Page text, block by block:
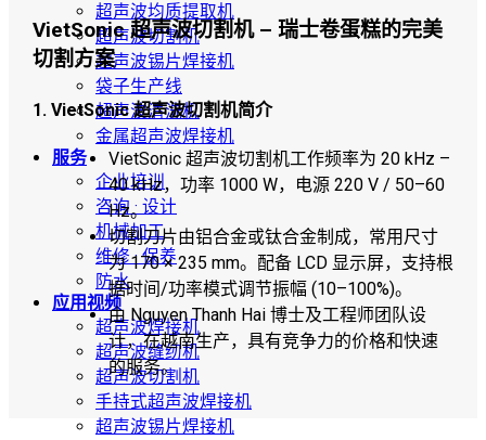
超声波均质提取机
超声波切割机
超声波锡片焊接机
袋子生产线
超声波清洗机
金属超声波焊接机
服务
企业培训
咨询 · 设计
机械加工
维修 · 保养
防水
应用视频
超声波焊接机
超声波缝纫机
超声波切割机
手持式超声波焊接机
超声波锡片焊接机
VietSonic 超声波切割机 – 瑞士卷蛋糕的完美
切割方案
1. VietSonic 超声波切割机简介
VietSonic 超声波切割机工作频率为 20 kHz –
40 kHz，功率 1000 W，电源 220 V / 50–60
Hz。
切割刀片由铝合金或钛合金制成，常用尺寸
为 170 × 235 mm。配备 LCD 显示屏，支持根
据时间/功率模式调节振幅 (10–100%)。
由 Nguyen Thanh Hai 博士及工程师团队设
计，在越南生产，具有竞争力的价格和快速
的服务。